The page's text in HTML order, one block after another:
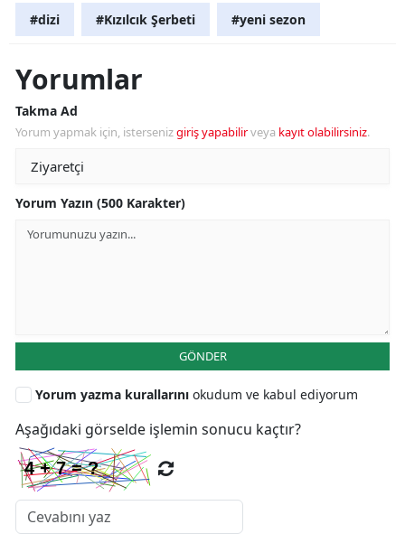
#dizi #Kızılcık Şerbeti #yeni sezon
Yorumlar
Takma Ad
Yorum yapmak için, istersenizgiriş yapabilirveya kayıt olabilirsiniz.
Yorum Yazın (500 Karakter)
GÖNDER
Yorum yazma kurallarını okudum ve kabul ediyorum
Aşağıdaki görselde işlemin sonucu kaçtır?